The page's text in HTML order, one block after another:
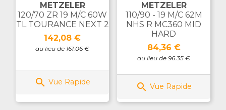
METZELER
120/70 ZR 19 M/C 60W
TL TOURANCE NEXT 2
Prix
142,08 €
au lieu de 161.06 €
 Vue Rapide
METZELER
110/90 - 19 M/C 62M
NHS R MC360 MID
HARD
Prix
84,36 €
au lieu de 96.35 €
 Vue Rapide